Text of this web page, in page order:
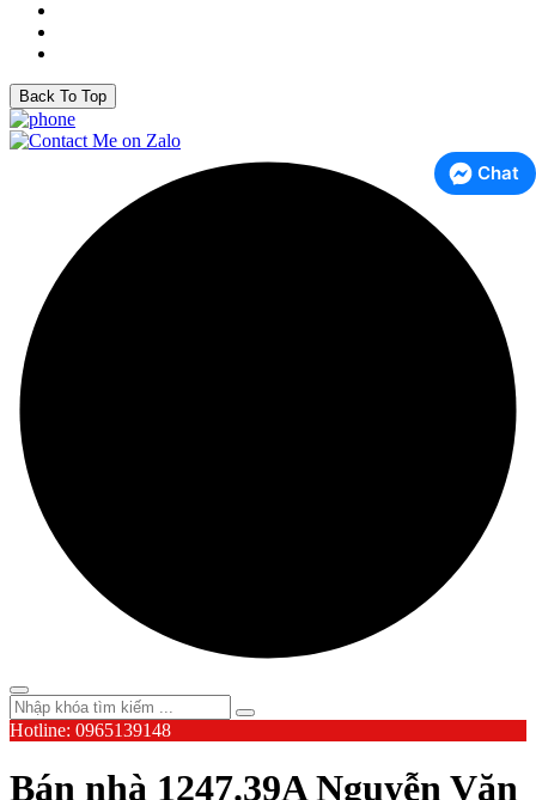
Back To Top
Chat
Hotline: 0965139148
Bán nhà 1247.39A Nguyễn Văn